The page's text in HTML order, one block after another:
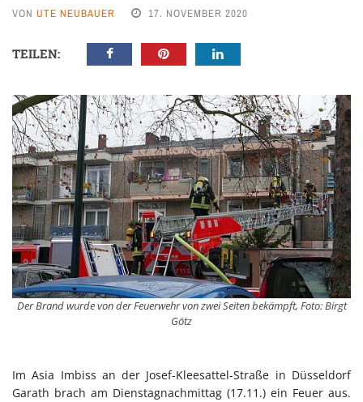
VON UTE NEUBAUER 17. NOVEMBER 2020
TEILEN:
Der Brand wurde von der Feuerwehr von zwei Seiten bekämpft, Foto: Birgt
Götz
Im Asia Imbiss an der Josef-Kleesattel-Straße in Düsseldorf
Garath brach am Dienstagnachmittag (17.11.) ein Feuer aus.